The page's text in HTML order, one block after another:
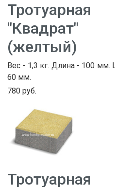
"Квадрат"
(желтый)
Вес - 1,3 кг. Длина - 100
60 мм.
780 руб.